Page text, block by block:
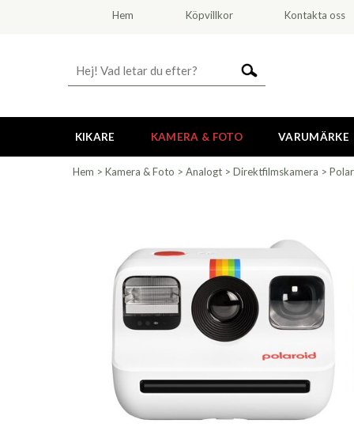
Hem Köpvillkor Kontakta oss
KIKARE KAMERA & FOTO VARUMÄRKE
Hem > Kamera & Foto > Analogt > Direktfilmskamera >